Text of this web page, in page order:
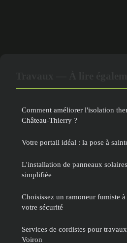
Comment améliorer l'isolation
Château-Thierry ?
Votre portail idéal : la pose à
L'installation de panneaux
simplifiée
Choisissez un ramoneur fumiste
votre sécurité
Services de cordistes pour
Voiron